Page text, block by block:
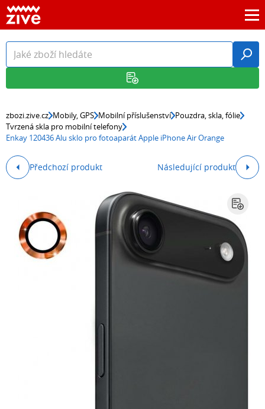
zbozi.zive.cz Mobily, GPS Mobilní příslušenství Pouzdra, skla, fólie
Tvrzená skla pro mobilní telefony
Enkay 120436 Alu sklo pro fotoaparát Apple iPhone Air Orange
Předchozí produkt Následující produkt